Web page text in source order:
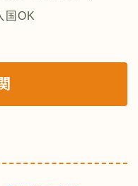
国OK